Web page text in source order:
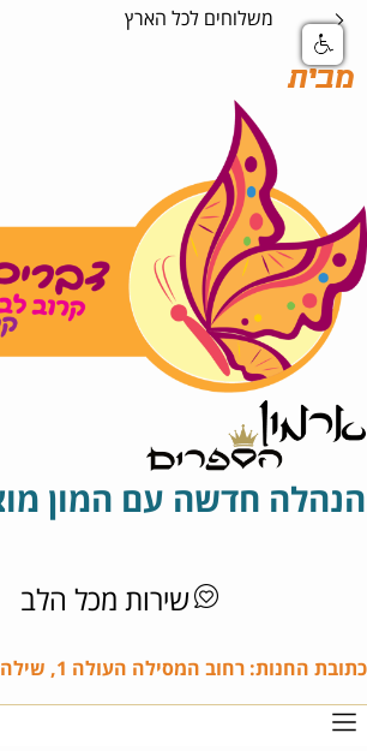
מבית
הנהלה חדשה עם המון
שירות מכל הלב
כתובת החנות: רחוב המסילה העולה 1, שילה